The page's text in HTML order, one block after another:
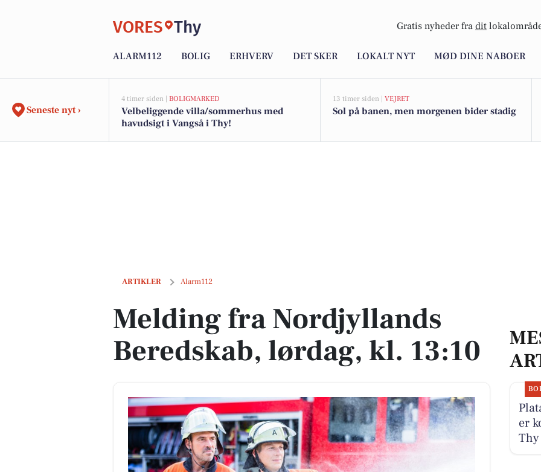
VORES Thy Gratis nyheder fra dit
ALARM112 BOLIG ERHVERV DET SKER LOKALT NYT MØD DINE NABOER
Seneste nyt ›
4 timer siden | BOLIGMARKED
Velbeliggende villa/sommerhus med
havudsigt i Vangså i Thy!
13 timer siden | VEJRET
Sol på banen, men morgenen bider stadig
ARTIKLER Alarm112
Melding fra Nordjyllands Beredskab, lørdag, kl. 13:10
Melding fra Nordjyllands
Beredskab, lørdag, kl. 13:10
er